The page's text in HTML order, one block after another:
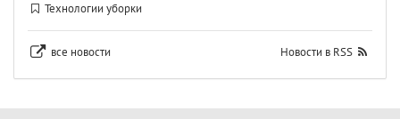
Технологии уборки
все новости Новости в RSS